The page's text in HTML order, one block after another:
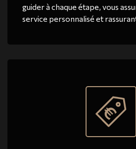
guider à chaque étape, vous
service personnalisé et